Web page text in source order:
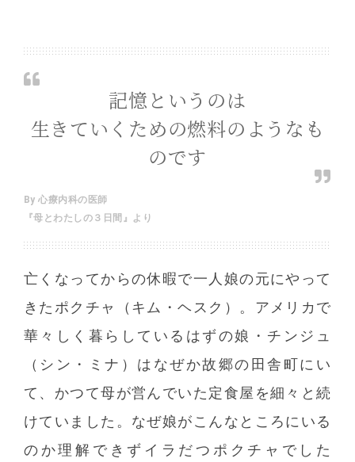
記憶というのは
生きていくための燃料のようなも
のです
By 心療内科の医師
『母とわたしの３日間』より
亡くなってからの休暇で一人娘の元にやって
きたポクチャ（キム・ヘスク）。アメリカで
華々しく暮らしているはずの娘・チンジュ
（シン・ミナ）はなぜか故郷の田舎町にい
て、かつて母が営んでいた定食屋を細々と続
けていました。なぜ娘がこんなところにいる
のか理解できずイラだつポクチャでした